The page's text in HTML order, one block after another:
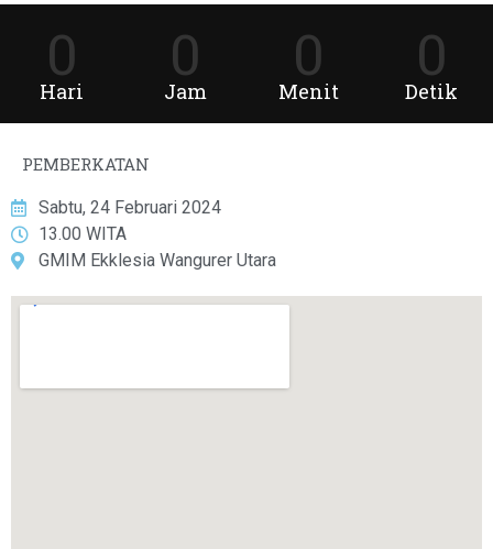
0
Hari
0
Jam
0
Menit
0
Detik
PEMBERKATAN
Sabtu, 24 Februari 2024
13.00 WITA
GMIM Ekklesia Wangurer Utara